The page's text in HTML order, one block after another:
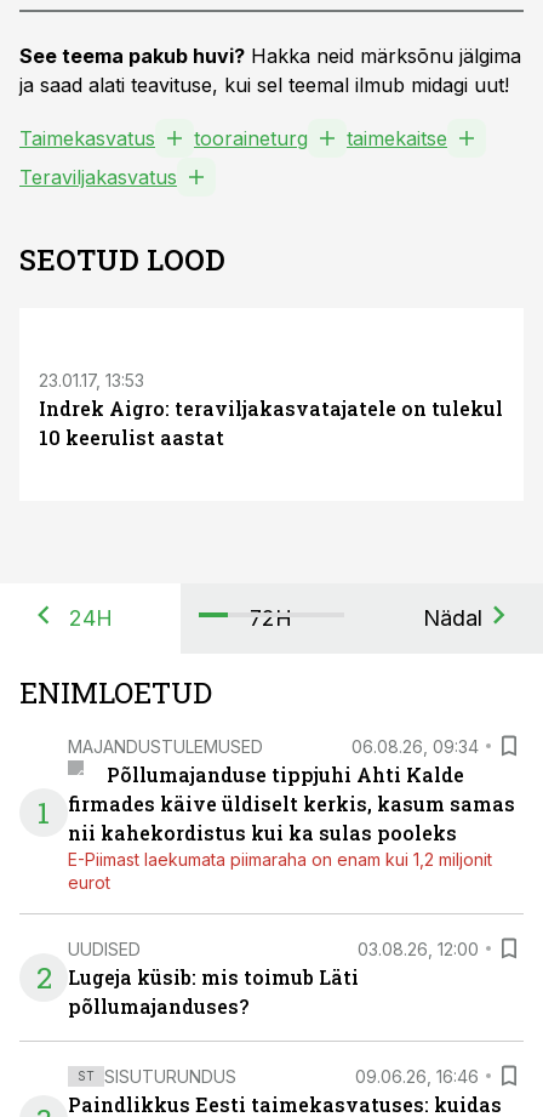
See teema pakub huvi? Hakka neid märksõnu jälgima
ja saad alati teavituse, kui sel teemal ilmub midagi uut!
Taimekasvatus tooraineturg
taimekaitse
Teraviljakasvatus
SEOTUD LOOD
23.01.17, 13:53
Indrek Aigro: teraviljakasvatajatele on tulekul
10 keerulist aastat
24H 72H Nädal
ENIMLOETUD
1
MAJANDUSTULEMUSED 06.08.26, 09:34
Põllumajanduse tippjuhi Ahti Kalde
firmades käive üldiselt kerkis, kasum samas
nii kahekordistus kui ka sulas pooleks
E-Piimast laekumata piimaraha on enam kui 1,2 miljonit
eurot
2
UUDISED 03.08.26, 12:00
Lugeja küsib: mis toimub Läti
põllumajanduses?
ST SISUTURUNDUS 09.06.26, 16:46
Paindlikkus Eesti taimekasvatuses: kuidas